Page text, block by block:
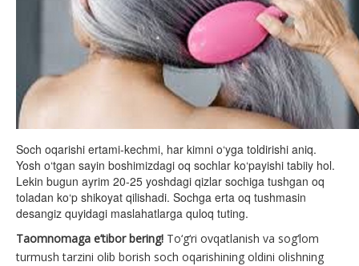
Soch oqarishi ertami-kechmi, har kimni o‘yga toldirishi aniq.
Yosh o‘tgan sayin boshimizdagi oq sochlar ko‘payishi tabiiy hol.
Lekin bugun ayrim 20-25 yoshdagi qizlar sochiga tushgan oq
toladan ko‘p shikoyat qilishadi. Sochga erta oq tushmasin
desangiz quyidagi maslahatlarga quloq tuting.
Taomnomaga e’tibor bering! To‘g‘ri ovqatlanish va sog‘lom
turmush tarzini olib borish soch oqarishining oldini olishning